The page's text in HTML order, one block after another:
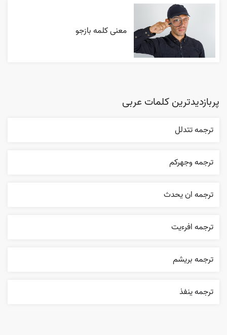
معنی کلمه بازجو
پربازدیدترین کلمات عربی
ترجمه تتدلل
ترجمه وجهرکم
ترجمه ان يحدث
ترجمه افرءيت
ترجمه بریشم
ترجمه ينفذ